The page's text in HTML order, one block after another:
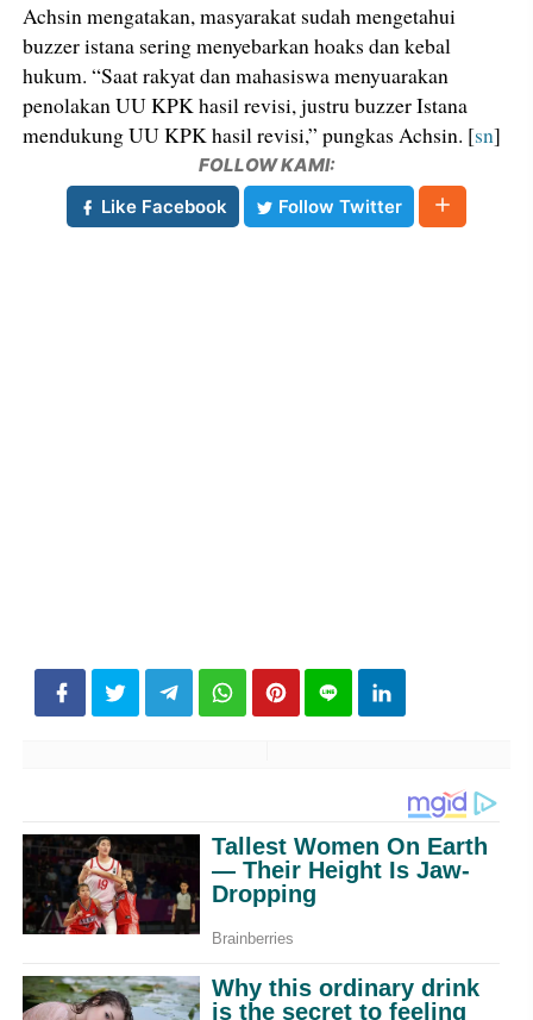
Achsin mengatakan, masyarakat sudah mengetahui
buzzer istana sering menyebarkan hoaks dan kebal
hukum. “Saat rakyat dan mahasiswa menyuarakan
penolakan UU KPK hasil revisi, justru buzzer Istana
mendukung UU KPK hasil revisi,” pungkas Achsin. [sn]
FOLLOW KAMI:
Like Facebook
Follow Twitter